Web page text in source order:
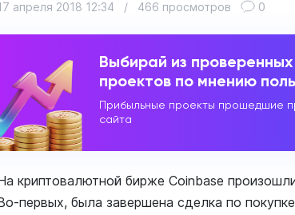
апреля 2018 12:34 / 466 просмотров 0
Выбирай из
проектов по мнению
Прибыльные проекты прошедшие
сайта
криптовалютной бирже Coinbase
первых, была завершена сделка по